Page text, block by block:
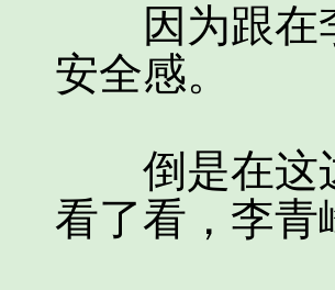
因为跟在李
安全感。
倒是在这边
看了看，李青